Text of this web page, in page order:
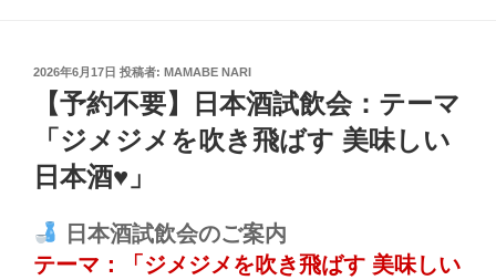
投
2026年6月17日 投稿者: MAMABE NARI
【予約不要】日本酒試飲会：テーマ
「ジメジメを吹き飛ばす 美味しい
日本酒♥」
日本酒試飲会のご案内
テーマ：「ジメジメを吹き飛ばす 美味しい